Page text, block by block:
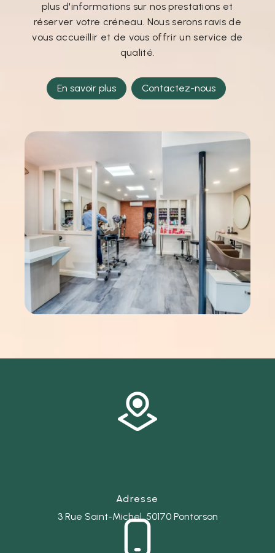
plus d'informations sur nos prestations et
réserver votre créneau. Nous serons ravis de
vous accueillir et de vous offrir un service de
qualité.
En savoir plus Contactez-nous
Adresse
3 Rue Saint-Michel, 50170 Pontorson